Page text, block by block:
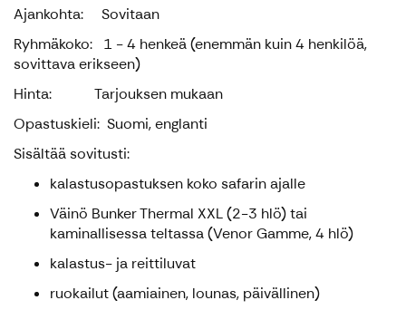
Ajankohta: Sovitaan
Ryhmäkoko: 1 - 4 henkeä (enemmän kuin 4 henkilöä,
sovittava erikseen)
Hinta: Tarjouksen mukaan
Opastuskieli: Suomi, englanti
Sisältää sovitusti:
kalastusopastuksen koko safarin ajalle
Väinö Bunker Thermal XXL (2-3 hlö) tai
kaminallisessa teltassa (Venor Gamme, 4 hlö)
kalastus- ja reittiluvat
ruokailut (aamiainen, lounas, päivällinen)